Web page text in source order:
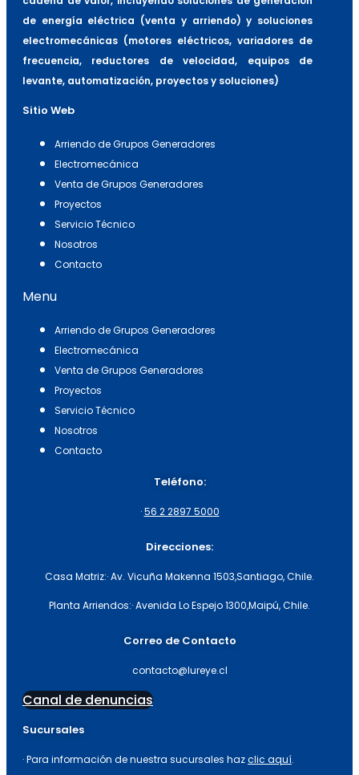
de energía eléctrica (venta y arriendo) y soluciones
electromecánicas (motores eléctricos, variadores de
frecuencia, reductores de velocidad, equipos de
levante, automatización, proyectos y soluciones)
Sitio Web
Arriendo de Grupos Generadores
Electromecánica
Venta de Grupos Generadores
Proyectos
Servicio Técnico
Nosotros
Contacto
Menu
Arriendo de Grupos Generadores
Electromecánica
Venta de Grupos Generadores
Proyectos
Servicio Técnico
Nosotros
Contacto
Teléfono:
·56 2 2897 5000
Direcciones:
Casa Matriz:· Av. Vicuña Makenna 1503,Santiago, Chile.
Planta Arriendos:· Avenida Lo Espejo 1300,Maipú, Chile.
Correo de Contacto
contacto@lureye.cl
Canal de denuncias
Sucursales
· Para información de nuestra sucursales hazclic aquí.